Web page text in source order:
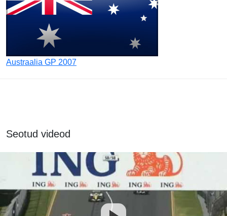
Austraalia GP 2007
Seotud videod